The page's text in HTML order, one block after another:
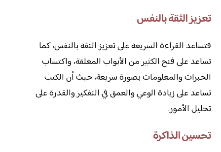
تعزيز الثقة بالنفس
فتساعد القراءة السريعة على تعزيز الثقة بالنفس، كما
تساعد على فتح الكثير من الأبواب المغلقة، واكتساب
الخبرات والمعلومات بصورة سريعة، حيث أن الكتب
تساعد على زيادة الوعي والعمق في التفكير والقدرة على
تحليل الأمور.
تحسين الذاكرة